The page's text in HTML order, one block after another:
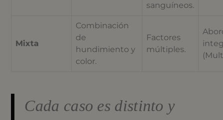
sanguíneos.
Mixta
Combinación
de
hundimiento y
color.
Factores
múltiples.
Cada caso es distinto y